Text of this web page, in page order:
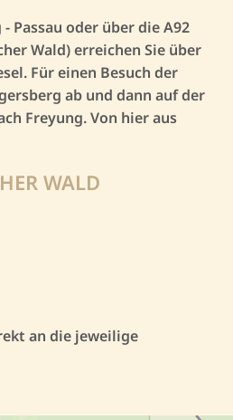
Passau oder über die A92
Wald) erreichen Sie über
Für einen Besuch der
ab und dann auf der
Freyung. Von hier aus
WALD
an die jeweilige